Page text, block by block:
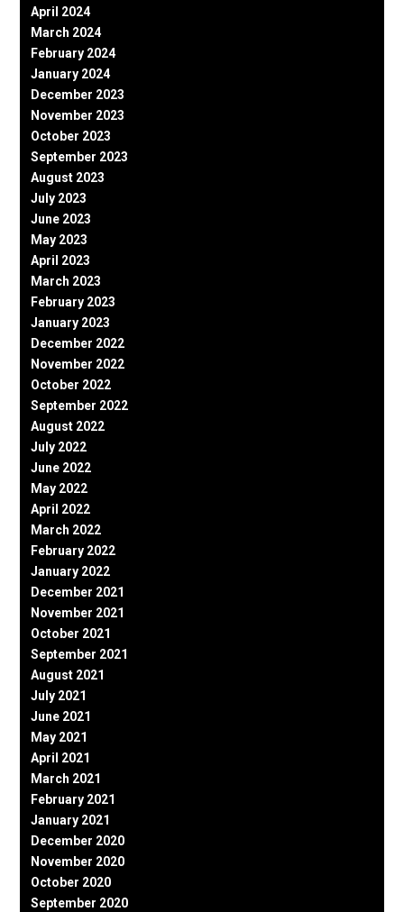
April 2024
March 2024
February 2024
January 2024
December 2023
November 2023
October 2023
September 2023
August 2023
July 2023
June 2023
May 2023
April 2023
March 2023
February 2023
January 2023
December 2022
November 2022
October 2022
September 2022
August 2022
July 2022
June 2022
May 2022
April 2022
March 2022
February 2022
January 2022
December 2021
November 2021
October 2021
September 2021
August 2021
July 2021
June 2021
May 2021
April 2021
March 2021
February 2021
January 2021
December 2020
November 2020
October 2020
September 2020